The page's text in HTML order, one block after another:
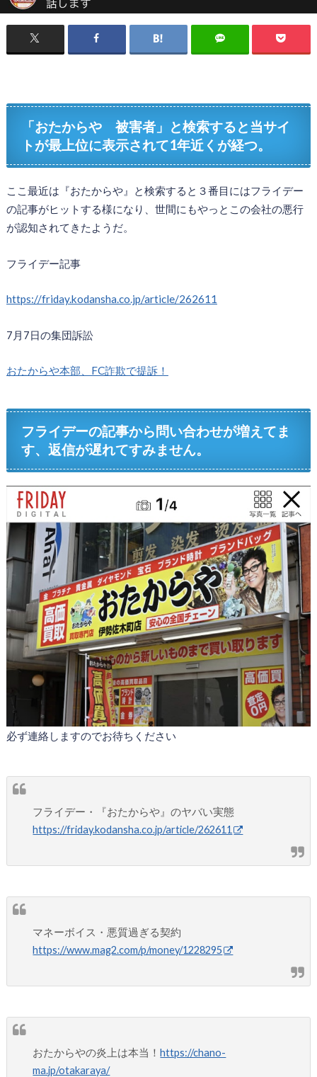
「おたからや 被害者」と検索すると当サイ
トが最上位に表示されて1年近くが経つ。
ここ最近は『おたからや』と検索すると３番目にはフライデー
の記事がヒットする様になり、世間にもやっとこの会社の悪行
が認知されてきたようだ。
フライデー記事
https://friday.kodansha.co.jp/article/262611
7月7日の集団訴訟
おたからや本部、FC詐欺で提訴！
フライデーの記事から問い合わせが増えてま
す、返信が遅れてすみません。
必ず連絡しますのでお待ちください
フライデー・『おたからや』のヤバい実態
https://friday.kodansha.co.jp/article/262611
マネーボイス・悪質過ぎる契約
https://www.mag2.com/p/money/1228295
おたからやの炎上は本当！https://chano-
ma.jp/otakaraya/